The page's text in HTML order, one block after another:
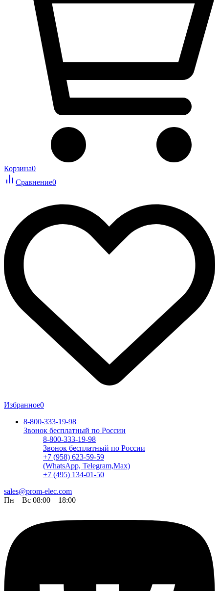
Корзина0
Сравнение0
Избранное0
8-800-333-19-98
Звонок бесплатный по России
8-800-333-19-98
Звонок бесплатный по России
+7 (958) 623-59-59
(WhatsApp, Telegram,Max)
+7 (495) 134-01-50
sales@prom-elec.com
Пн—Вс 08:00 – 18:00